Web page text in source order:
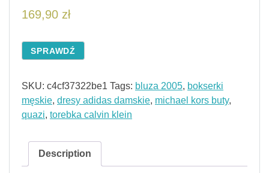
169,90 zł
SPRAWDŹ
SKU: c4cf37322be1 Tags: bluza 2005, bokserki
męskie, dresy adidas damskie, michael kors buty,
quazi, torebka calvin klein
Description